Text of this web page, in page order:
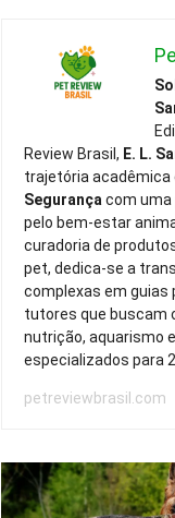
Review Brasil, E. L.
trajetória acadêmica
Segurançacom uma
pelo bem-estar
curadoria de
pet, dedica-se a
complexas em guias
tutores que buscam
nutrição, aquarismo
especializados para
petreviewbrasil.com